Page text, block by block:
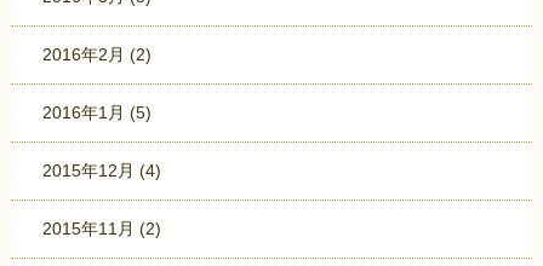
2016年2月 (2)
2016年1月 (5)
2015年12月 (4)
2015年11月 (2)